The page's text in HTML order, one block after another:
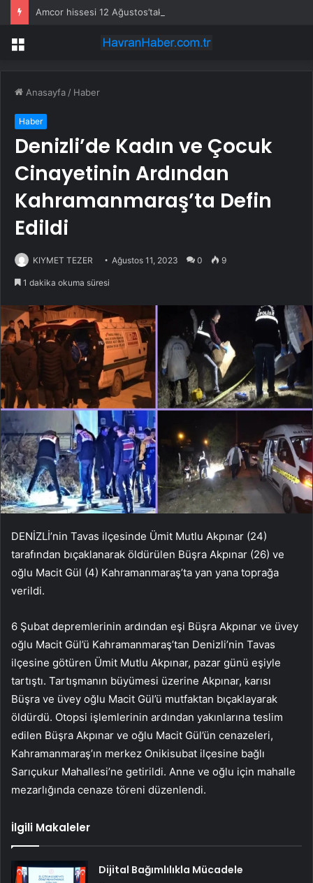
Menü
Anasayfa / Haber
Haber
Denizli’de Kadın ve Çocuk
Cinayetinin Ardından
Kahramanmaraş’ta Defin
Edildi
KIYMET TEZER Ağustos 11, 2023 0 9
1 dakika okuma süresi
DENİZLİ’nin Tavas ilçesinde Ümit Mutlu Akpınar (24)
tarafından bıçaklanarak öldürülen Büşra Akpınar (26) ve
oğlu Macit Gül (4) Kahramanmaraş’ta yan yana toprağa
verildi.
6 Şubat depremlerinin ardından eşi Büşra Akpınar ve üvey
oğlu Macit Gül’ü Kahramanmaraş’tan Denizli’nin Tavas
ilçesine götüren Ümit Mutlu Akpınar, pazar günü eşiyle
tartıştı. Tartışmanın büyümesi üzerine Akpınar, karısı
Büşra ve üvey oğlu Macit Gül’ü mutfaktan bıçaklayarak
öldürdü. Otopsi işlemlerinin ardından yakınlarına teslim
edilen Büşra Akpınar ve oğlu Macit Gül’ün cenazeleri,
Kahramanmaraş’ın merkez Onikisubat ilçesine bağlı
Sarıçukur Mahallesi’ne getirildi. Anne ve oğlu için mahalle
mezarlığında cenaze töreni düzenlendi.
İlgili Makaleler
Dijital Bağımlılıkla Mücadele